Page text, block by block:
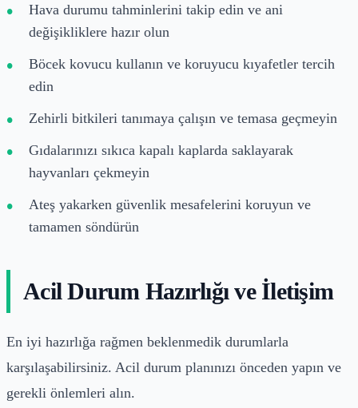
Hava durumu tahminlerini takip edin ve ani
değişikliklere hazır olun
Böcek kovucu kullanın ve koruyucu kıyafetler tercih
edin
Zehirli bitkileri tanımaya çalışın ve temasa geçmeyin
Gıdalarınızı sıkıca kapalı kaplarda saklayarak
hayvanları çekmeyin
Ateş yakarken güvenlik mesafelerini koruyun ve
tamamen söndürün
Acil Durum Hazırlığı ve İletişim
En iyi hazırlığa rağmen beklenmedik durumlarla
karşılaşabilirsiniz. Acil durum planınızı önceden yapın ve
gerekli önlemleri alın.